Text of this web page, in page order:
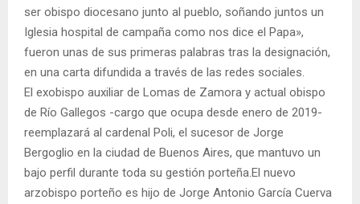
ser obispo diocesano junto al pueblo, soñando juntos un
Iglesia hospital de campaña como nos dice el Papa»,
fueron unas de sus primeras palabras tras la designación,
en una carta difundida a través de las redes sociales.
El exobispo auxiliar de Lomas de Zamora y actual obispo
de Río Gallegos -cargo que ocupa desde enero de 2019-
reemplazará al cardenal Poli, el sucesor de Jorge
Bergoglio en la ciudad de Buenos Aires, que mantuvo un
bajo perfil durante toda su gestión porteña.El nuevo
arzobispo porteño es hijo de Jorge Antonio García Cuerva